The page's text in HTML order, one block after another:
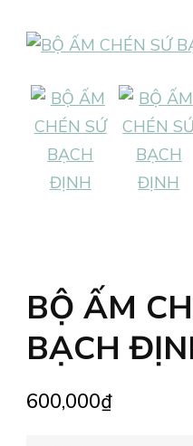
BỘ ẤM
BẠCH
600,000₫